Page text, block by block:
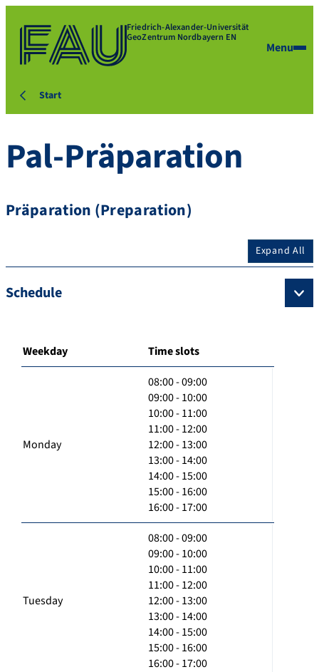
Friedrich-Alexander-Universität
GeoZentrum Nordbayern EN
Menu
Start
Pal-Präparation
Präparation (Preparation)
Expand All
Schedule
Weekday Time slots
Monday
08:00 - 09:00
09:00 - 10:00
10:00 - 11:00
11:00 - 12:00
12:00 - 13:00
13:00 - 14:00
14:00 - 15:00
15:00 - 16:00
16:00 - 17:00
Tuesday
08:00 - 09:00
09:00 - 10:00
10:00 - 11:00
11:00 - 12:00
12:00 - 13:00
13:00 - 14:00
14:00 - 15:00
15:00 - 16:00
16:00 - 17:00